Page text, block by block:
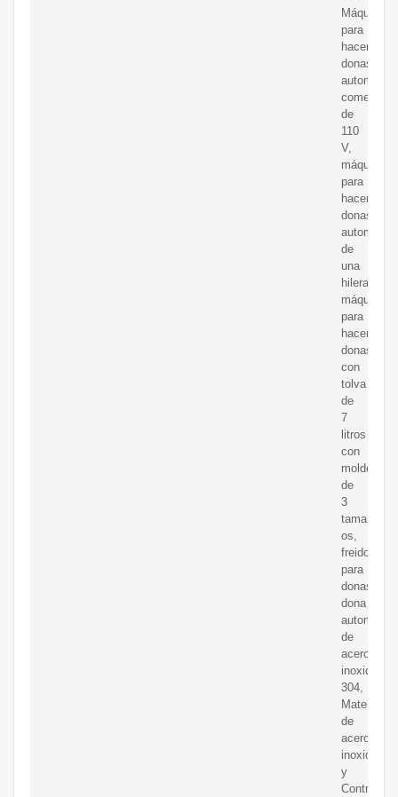
Máquina
para
hacer
donas
automática
comercial
de
110
V,
máquina
para
hacer
donas
automática
de
una
hilera,
máquina
para
hacer
donas
con
tolva
de
7
litros
con
moldes
de
3
tama?
os,
freidora
para
donas,
dona
automática
de
acero
inoxidable
304,
Material
de
acero
inoxidable
y
Control